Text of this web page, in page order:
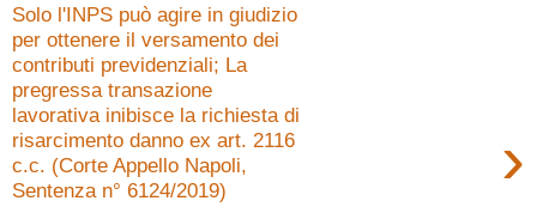
Solo l'INPS può agire in giudizio
per ottenere il versamento dei
contributi previdenziali; La
pregressa transazione
lavorativa inibisce la richiesta di
risarcimento danno ex art. 2116
c.c. (Corte Appello Napoli,
Sentenza n° 6124/2019)
›